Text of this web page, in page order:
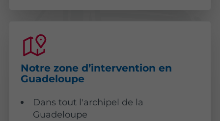
Notre zone d’intervention en
Guadeloupe
Dans tout l'archipel de la
Guadeloupe